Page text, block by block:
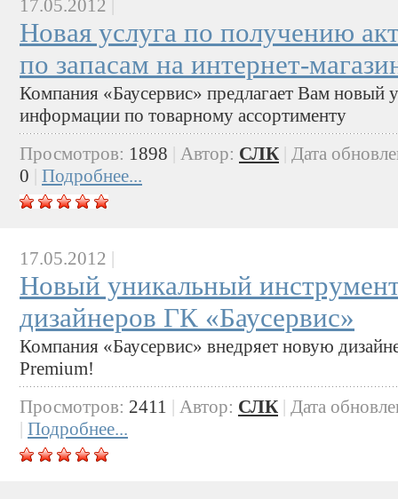
17.05.2012
Новая услуга по получению
по запасам на интернет-
Компания «Баусервис» предлагает Вам новый
информации по товарному ассортименту
Просмотров: 1898 Автор: СЛК
Дата
0
Подробнее...
17.05.2012 |
Новый уникальный
дизайнеров ГК «Баусервис»
Компания «Баусервис» внедряет новую
Premium!
Просмотров: 2411 | Автор: СЛК | Дата
| Подробнее...